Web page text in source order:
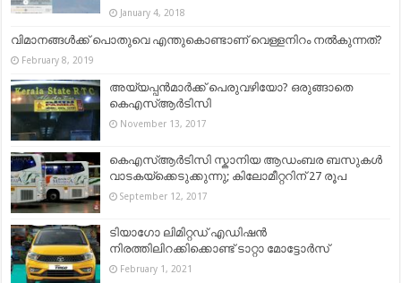
January 4, 2018
വിമാനങ്ങൾക്ക് പൊതുവെ എന്തുകൊണ്ടാണ് വെള്ളനിറം നൽകുന്നത്?
February 8, 2019
അയ്യപ്പന്‍മാര്‍ക്ക് പെരുവഴിയോ? ഒരുങ്ങാതെ
കെഎസ്ആര്‍ടിസി
November 13, 2017
കെഎസ്ആർടിസി സ്കാനിയ ആഡംബര ബസുകൾ
വാടകയ്ക്കെടുക്കുന്നു; കിലോമീറ്ററിന് 27 രൂപ
September 12, 2017
ടിയാഗോ ലിമിറ്റഡ് എഡിഷൻ
നിരത്തിലിറക്കിക്കൊണ്ട് ടാറ്റാ മോട്ടോർസ്
February 1, 2021